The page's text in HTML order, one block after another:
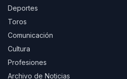
Deportes
Toros
Comunicación
Cultura
Profesiones
Archivo de Noticias